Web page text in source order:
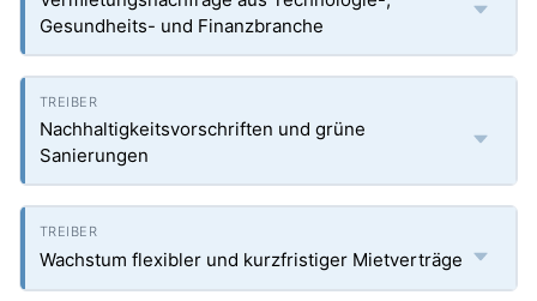
Gesundheits- und Finanzbranche
Nachhaltigkeitsvorschriften und grüne
Sanierungen
Wachstum flexibler und kurzfristiger Mietverträge